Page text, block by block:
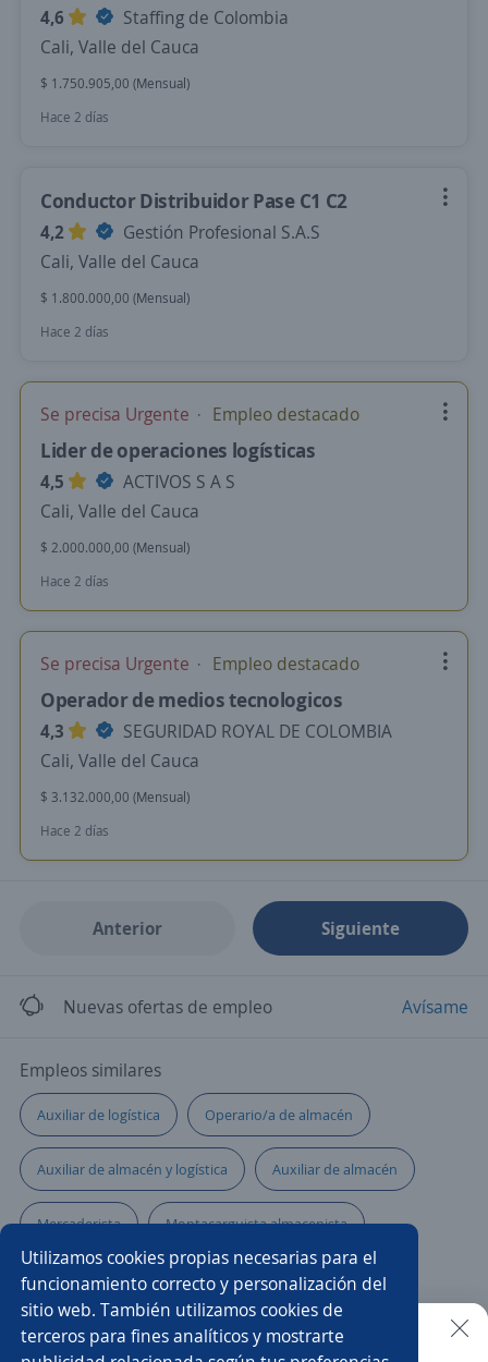
Utilizamos cookies propias necesarias para el
funcionamiento correcto y personalización del
sitio web. También utilizamos cookies de
terceros para fines analíticos y mostrarte
4,6
Staffing de Colombia
Cali, Valle del Cauca
$ 1.750.905,00 (Mensual)
Hace 2 días
Conductor Distribuidor Pase C1 C2
4,2
Gestión Profesional S.A.S
Cali, Valle del Cauca
$ 1.800.000,00 (Mensual)
Hace 2 días
Se precisa Urgente Empleo destacado
Lider de operaciones logísticas
4,5
ACTIVOS S A S
Cali, Valle del Cauca
$ 2.000.000,00 (Mensual)
Hace 2 días
Se precisa Urgente Empleo destacado
Operador de medios tecnologicos
4,3
SEGURIDAD ROYAL DE COLOMBIA
Cali, Valle del Cauca
$ 3.132.000,00 (Mensual)
Hace 2 días
Anterior Siguiente
Nuevas ofertas de empleo Avísame
Empleos similares
Auxiliar de logística Operario/a de almacén
Auxiliar de almacén y logística Auxiliar de almacén
Mercaderista Montacarguista almacenista
Producción Logístico/a
Analista de comercio internacional Operario/a de planta